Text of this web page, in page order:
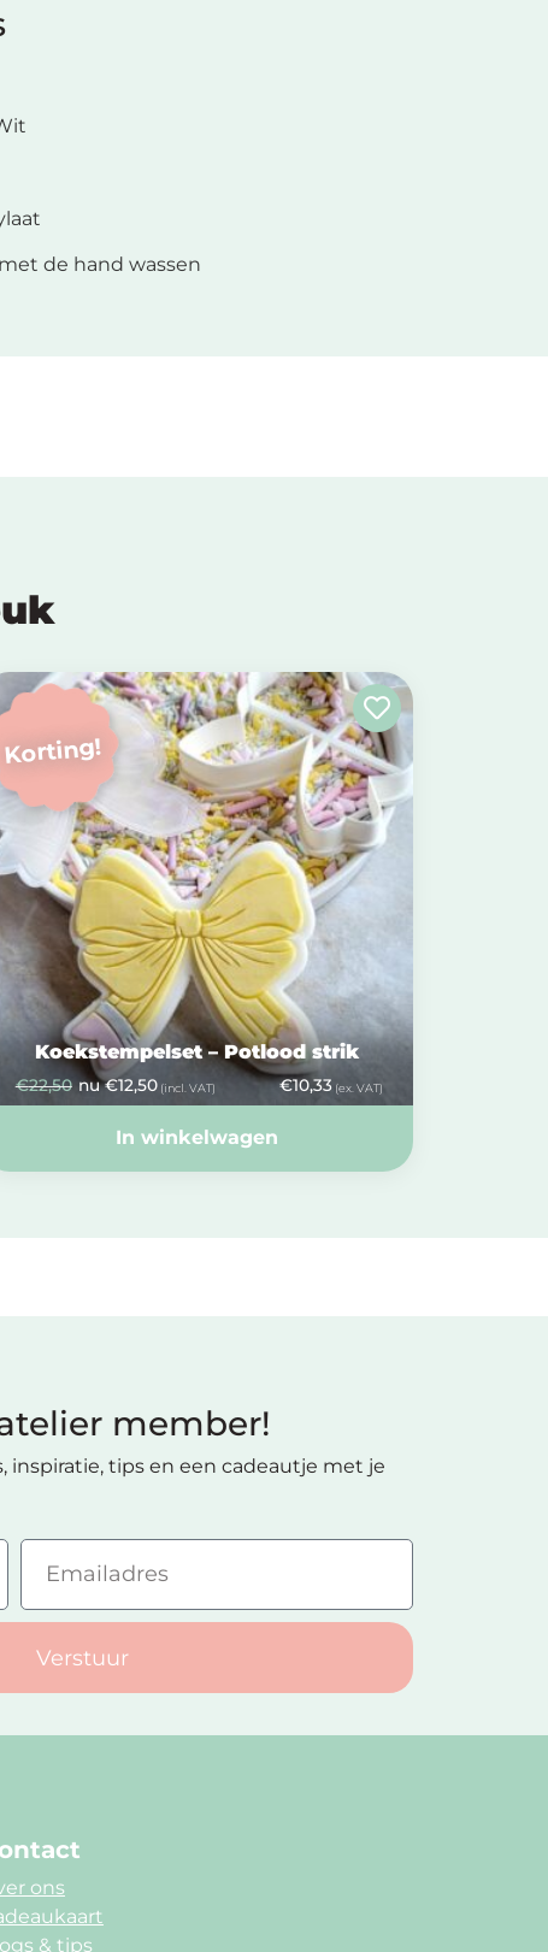
de hand wassen
Korting!
Koekstempelset – Potlood strik
€22,50 nu €12,50(incl. VAT) €10,33 (ex. VAT)
In winkelwagen
member!
inspiratie, tips en een cadeautje met je
Verstuur
ons
& tips